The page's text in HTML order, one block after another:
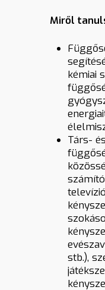
Miről
kémiai
Társ-
stb.),